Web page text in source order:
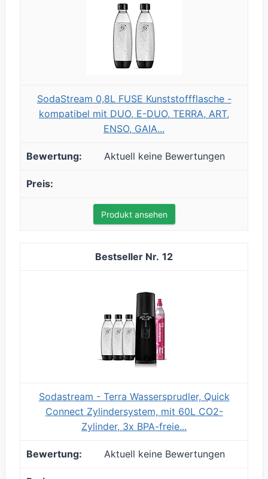
SodaStream 0,8L FUSE Kunststoffflasche -
kompatibel mit DUO, E-DUO, TERRA, ART,
ENSO, GAIA...
Aktuell keine Bewertungen
Produkt ansehen
12
Sodastream - Terra Wassersprudler, Quick
Connect Zylindersystem, mit 60L CO2-
Zylinder, 3x BPA-freie...
Aktuell keine Bewertungen